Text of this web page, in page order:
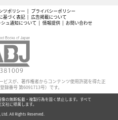
ツポリシー
プライバシーポリシー
基づく表記
広告掲載について
シュ通知について 情報提供 お問い合わせ
ビスが、著作権者からコンテンツ使用許諾を得た正
番号 第6091713号）です。
の無断転載・複製行為を固く禁止します。すべて
社に帰属します。
All Rights Reserved.